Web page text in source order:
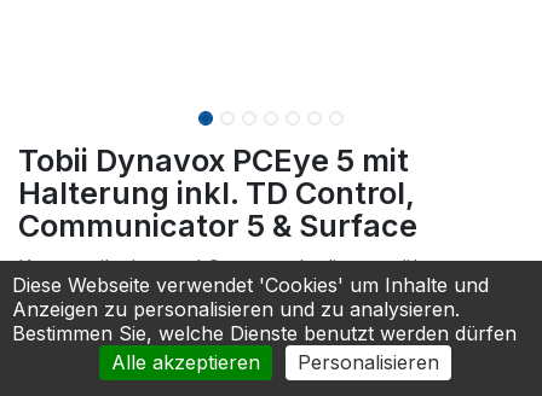
Tobii Dynavox PCEye 5 mit
Halterung inkl. TD Control,
Communicator 5 & Surface
Kommunikation und Computerbedienung über
Augensteuerung mit einem Surface Tablet.
Bündel beinhaltet: Tobii Dynavox PCEye 5 inkl. TD
Control, Communicator 5 Gold, Microsoft Surface Pro
Tablet (13", mind. 256 GB, 8 GB RAM), Halterung
Diese Webseite verwendet 'Cookies' um Inhalte und
Anzeigen zu personalisieren und zu analysieren.
Bestimmen Sie, welche Dienste benutzt werden dürfen
Alle akzeptieren
Personalisieren